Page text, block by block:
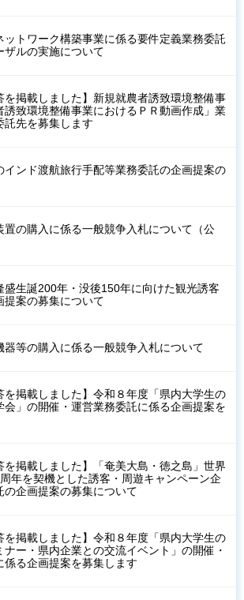
ットワーク構築事業に係る要件定義業務委託
ザルの実施について
を掲載しました】新規就農者誘致環境整備事
誘致環境整備事業におけるＰＲ動画作成」業
託先を募集します
インド渡航旅行手配等業務委託の企画提案の
置の購入に係る一般競争入札について（公
盛生誕200年・没後150年に向けた観光誘客
提案の募集について
器等の購入に係る一般競争入札について
を掲載しました】令和８年度「県内大学生の
会」の開催・運営業務委託に係る企画提案を
を掲載しました】「奄美大島・徳之島」世界
年を契機とした誘客・周遊キャンペーン企
の企画提案の募集について
を掲載しました】令和８年度「県内大学生の
ナー・県内企業との交流イベント」の開催・
係る企画提案を募集します